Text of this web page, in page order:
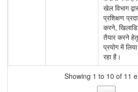
खेल विभाग
प्रशिक्षण
करने,
तैयार करने हेतु
प्रयोग में
रहा है।
Showing 1 to 10 of 11